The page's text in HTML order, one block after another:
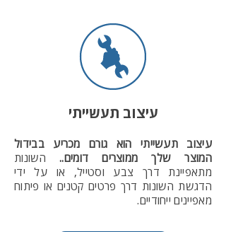
עיצוב תעשייתי
עיצוב תעשייתי הוא גורם מכריע בבידול
המוצר שלך ממוצרים דומים.. השונות
מתאפיינת דרך צבע וסטייל, או על ידי
הדגשת השונות דרך פרטים קטנים או פיתוח
מאפיינים ייחודיים.